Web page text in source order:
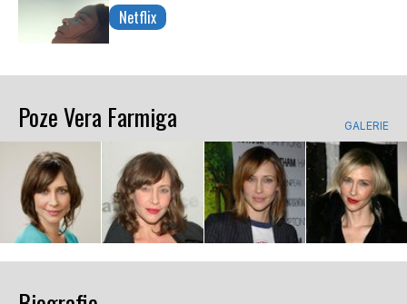
Netflix
Poze Vera Farmiga GALERIE